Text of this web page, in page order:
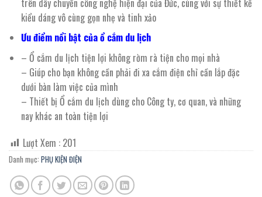
kiểu dáng vô cùng gọn nhẹ và tinh xảo
Ưu điểm nổi bật của ổ cắm du lịch
– Ổ cắm du lịch tiện lợi không rờm rà tiện cho mọi nhà
– Giúp cho bạn không cần phải đi xa cắm điện chỉ cần lắp đặc
dưới bàn làm việc của mình
– Thiết bị Ổ cắm du lịch dùng cho Công ty, cơ quan, và những
nay khác an toàn tiện lợi
Lượt Xem : 201
Danh mục: PHỤ KIỆN ĐIỆN